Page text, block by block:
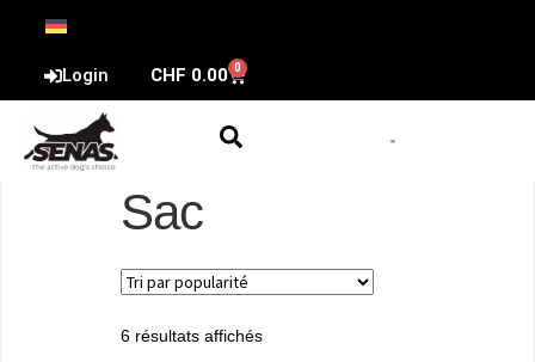
Login CHF 0.00 0
Sac
6 résultats affichés